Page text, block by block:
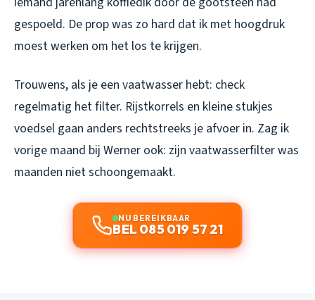
gespoeld. De prop was zo hard dat ik met hoogdruk
moest werken om het los te krijgen.
Trouwens, als je een vaatwasser hebt: check
regelmatig het filter. Rijstkorrels en kleine stukjes
voedsel gaan anders rechtstreeks je afvoer in. Zag ik
vorige maand bij Werner ook: zijn vaatwasserfilter was
maanden niet schoongemaakt.
NU BEREIKBAAR
BEL 085 019 57 21